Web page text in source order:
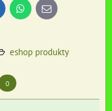
WhatsApp
E-
mail
eshop produkty
0